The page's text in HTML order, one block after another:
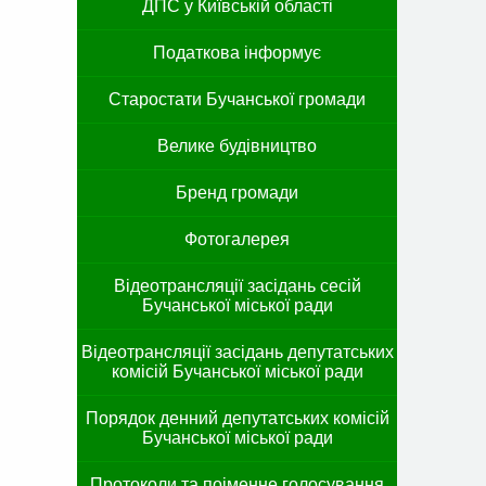
ДПС у Київській області
Податкова інформує
Старостати Бучанської громади
Велике будівництво
Бренд громади
Фотогалерея
Відеотрансляції засідань сесій
Бучанської міської ради
Відеотрансляції засідань депутатських
комісій Бучанської міської ради
Порядок денний депутатських комісій
Бучанської міської ради